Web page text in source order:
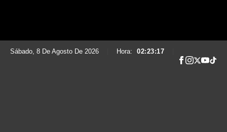
Sábado, 8 De Agosto De 2026 Hora: 02:23:18